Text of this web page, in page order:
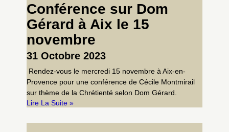
Conférence sur Dom
Gérard à Aix le 15
novembre
31 Octobre 2023
Rendez-vous le mercredi 15 novembre à Aix-en-
Provence pour une conférence de Cécile Montmirail
sur thème de la Chrétienté selon Dom Gérard.
Lire La Suite »